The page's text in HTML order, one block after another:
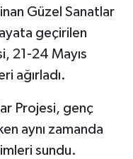
Güzel Sanatlar
geçirilen
21-24 Mayıs
ağırladı.
Projesi, genç
aynı zamanda
sundu.